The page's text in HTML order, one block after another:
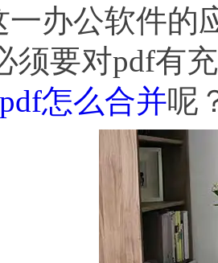
公软件的应
须要对pdf有
怎么合并呢